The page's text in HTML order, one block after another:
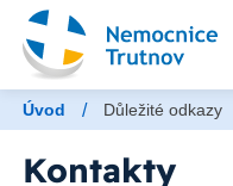
Úvod / Důležité odkazy
Kontakty